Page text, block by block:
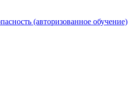
(авторизованное обучение)